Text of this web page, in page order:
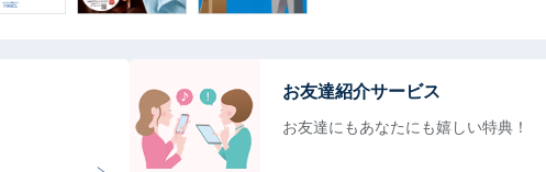
お友達紹介サービス
お友達にもあなたにも嬉しい特典！